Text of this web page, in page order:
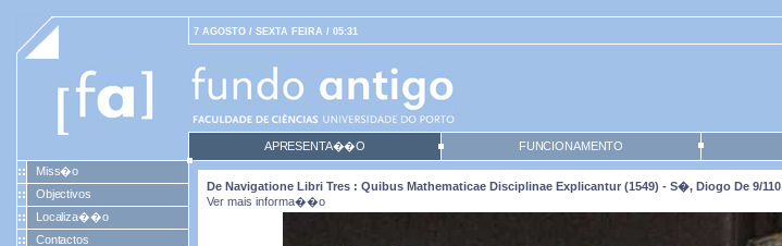
7 AGOSTO / SEXTA FEIRA / 05:31
APRESENTA��O FUNCIONAMENTO
Miss�o
Objectivos
Localiza��o
Contactos
De Navigatione Libri Tres : Quibus Mathematicae Disciplinae Explicantur (1549) - S�, Diogo De 9/110
Ver mais informa��o